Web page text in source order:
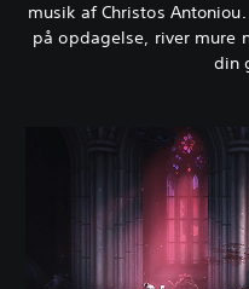
musik af Christos
på opdagelse, river mure
din